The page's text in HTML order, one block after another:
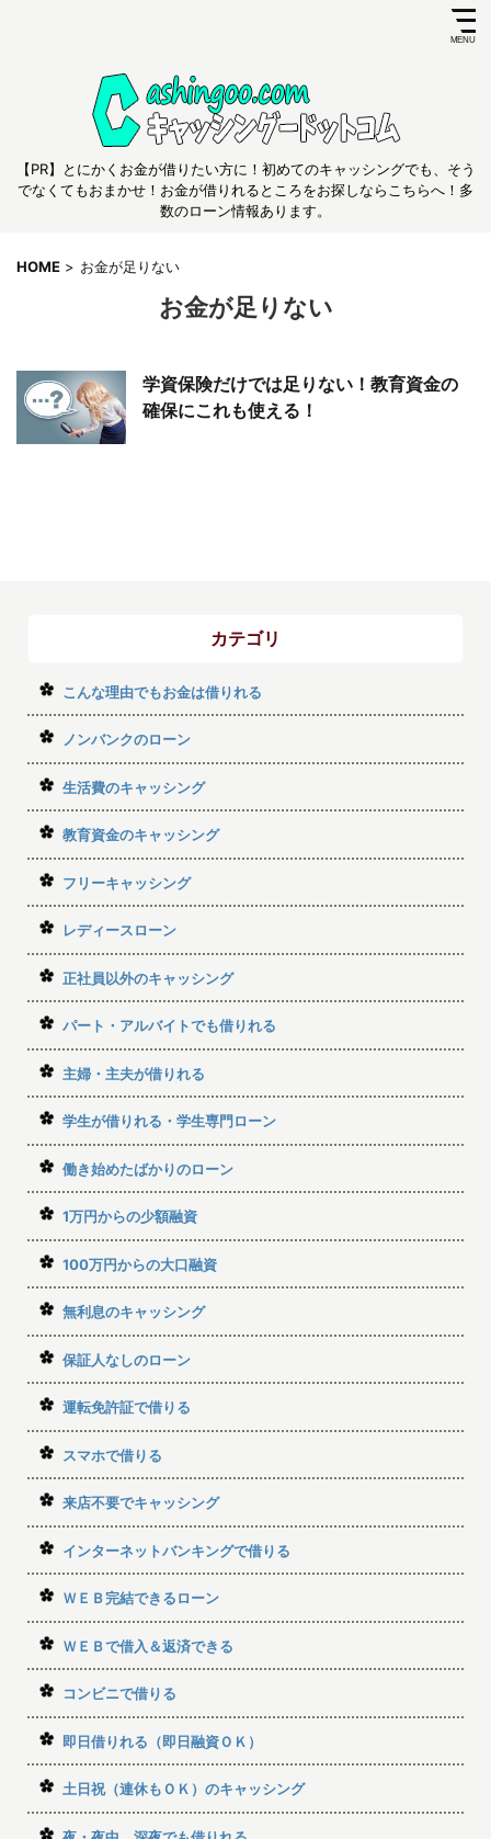
【PR】とにかくお金が借りたい方に！初めてのキャッシングでも、そう
でなくてもおまかせ！お金が借りれるところをお探しならこちらへ！多
数のローン情報あります。
HOME > お金が足りない
お金が足りない
学資保険だけでは足りない！教育資金の
確保にこれも使える！
カテゴリ
こんな理由でもお金は借りれる
ノンバンクのローン
生活費のキャッシング
教育資金のキャッシング
フリーキャッシング
レディースローン
正社員以外のキャッシング
パート・アルバイトでも借りれる
主婦・主夫が借りれる
学生が借りれる・学生専門ローン
働き始めたばかりのローン
1万円からの少額融資
100万円からの大口融資
無利息のキャッシング
保証人なしのローン
運転免許証で借りる
スマホで借りる
来店不要でキャッシング
インターネットバンキングで借りる
ＷＥＢ完結できるローン
ＷＥＢで借入＆返済できる
コンビニで借りる
即日借りれる（即日融資ＯＫ）
土日祝（連休もＯＫ）のキャッシング